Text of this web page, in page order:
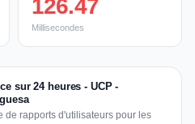
126.47
Millisecondes
sur 24 heures - UCP -
de rapports d'utilisateurs pour les